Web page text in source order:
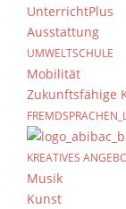
UnterrichtPlus
Ausstattung
UMWELTSCHULE
Mobilität
Zukunftsfähige
KREATIVES
Musik
Kunst